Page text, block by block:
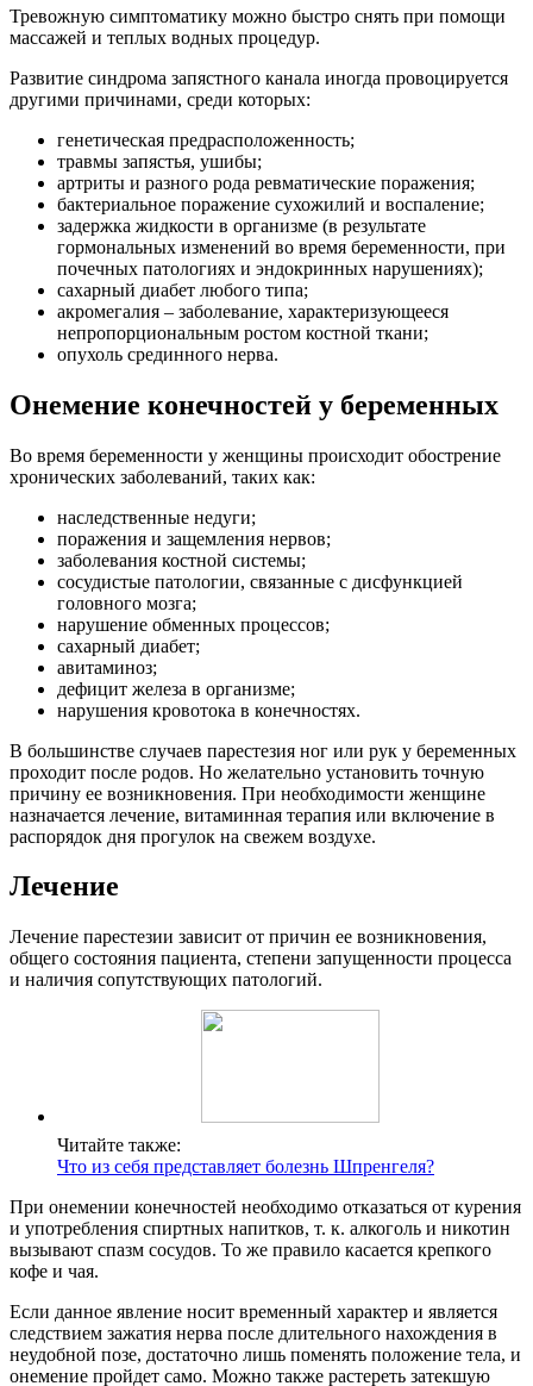
Тревожную симптоматику можно быстро снять при помощи
массажей и теплых водных процедур.
Развитие синдрома запястного канала иногда провоцируется
другими причинами, среди которых:
генетическая предрасположенность;
травмы запястья, ушибы;
артриты и разного рода ревматические поражения;
бактериальное поражение сухожилий и воспаление;
задержка жидкости в организме (в результате
гормональных изменений во время беременности, при
почечных патологиях и эндокринных нарушениях);
сахарный диабет любого типа;
акромегалия – заболевание, характеризующееся
непропорциональным ростом костной ткани;
опухоль срединного нерва.
Онемение конечностей у беременных
Во время беременности у женщины происходит обострение
хронических заболеваний, таких как:
наследственные недуги;
поражения и защемления нервов;
заболевания костной системы;
сосудистые патологии, связанные с дисфункцией
головного мозга;
нарушение обменных процессов;
сахарный диабет;
авитаминоз;
дефицит железа в организме;
нарушения кровотока в конечностях.
В большинстве случаев парестезия ног или рук у беременных
проходит после родов. Но желательно установить точную
причину ее возникновения. При необходимости женщине
назначается лечение, витаминная терапия или включение в
распорядок дня прогулок на свежем воздухе.
Лечение
Лечение парестезии зависит от причин ее возникновения,
общего состояния пациента, степени запущенности процесса
и наличия сопутствующих патологий.
Читайте также:
Что из себя представляет болезнь Шпренгеля?
При онемении конечностей необходимо отказаться от курения
и употребления спиртных напитков, т. к. алкоголь и никотин
вызывают спазм сосудов. То же правило касается крепкого
кофе и чая.
Если данное явление носит временный характер и является
следствием зажатия нерва после длительного нахождения в
неудобной позе, достаточно лишь поменять положение тела, и
онемение пройдет само. Можно также растереть затекшую